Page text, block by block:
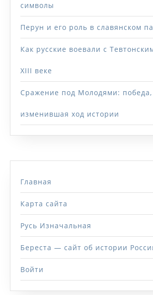
символы
Перун и его роль в славянском
Как русские воевали с
XIII веке
Сражение под Молодями: победа,
изменившая ход истории
Главная
Карта сайта
Русь Изначальная
Береста — сайт об истории
Войти